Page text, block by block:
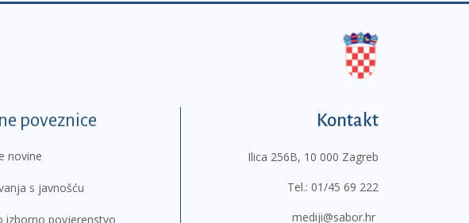
poveznice
novine
s javnošću
izborno povjerenstvo
Kontakt
Ilica 256B, 10 000 Zagreb
Tel.: 01/45 69 222
mediji@sabor.hr